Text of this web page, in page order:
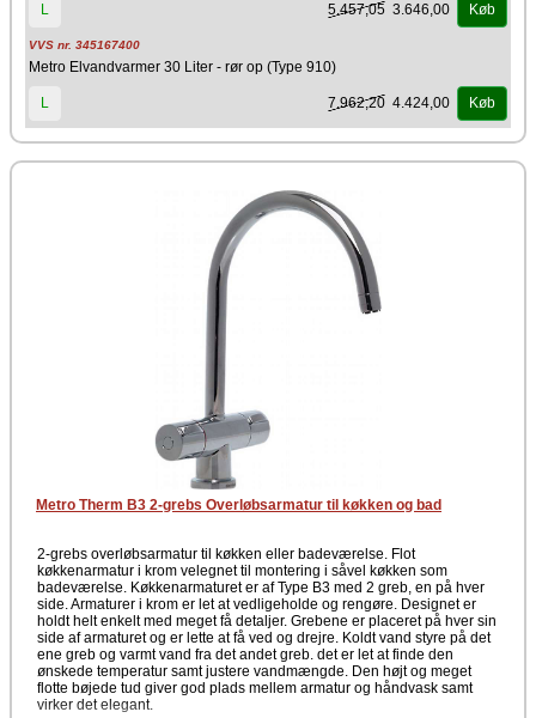
L 5.457,05 3.646,00 Køb
VVS nr. 345167400
Metro Elvandvarmer 30 Liter - rør op (Type 910)
L 7.962,20 4.424,00 Køb
Metro Therm B3 2-grebs Overløbsarmatur til køkken og bad
2-grebs overløbsarmatur til køkken eller badeværelse. Flot
køkkenarmatur i krom velegnet til montering i såvel køkken som
badeværelse. Køkkenarmaturet er af Type B3 med 2 greb, en på hver
side. Armaturer i krom er let at vedligeholde og rengøre. Designet er
holdt helt enkelt med meget få detaljer. Grebene er placeret på hver sin
side af armaturet og er lette at få ved og drejre. Koldt vand styre på det
ene greb og varmt vand fra det andet greb. det er let at finde den
ønskede temperatur samt justere vandmængde. Den højt og meget
flotte bøjede tud giver god plads mellem armatur og håndvask samt
virker det elegant.